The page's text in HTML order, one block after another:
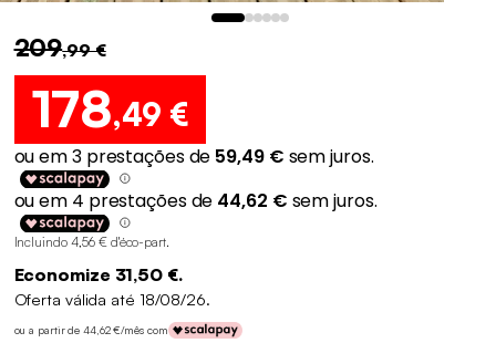
209,99 €
178,49 €
Incluindo 4,56 € d'éco-part.
Economize 31,50 €.
Oferta válida até 18/08/26.
ou a partir de 44,62 €/mês com